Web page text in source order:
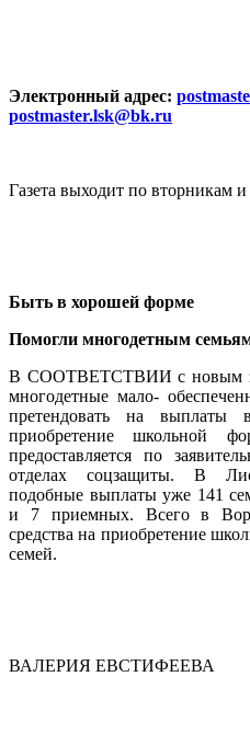
Электронный адрес:
postmaster.lsk@bk.ru
Газета выходит по вторникам
Быть в хорошей форме
Помогли многодетным
В СООТВЕТСТВИИ с новым
многодетные мало-
претендовать на
приобретение школьной
предоставляется по
отделах соцзащиты. В
подобные выплаты уже 141
и 7 приемных. Всего в
средства на приобретение
семей.
ВАЛЕРИЯ ЕВСТИФЕЕВА